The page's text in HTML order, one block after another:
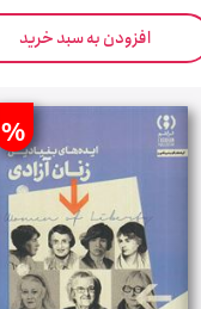
افزودن به سبد خرید
%